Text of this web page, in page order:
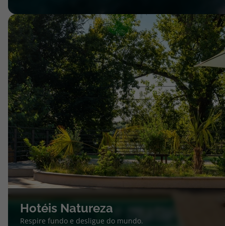
Hotéis Natureza
Respire fundo e desligue do mundo.